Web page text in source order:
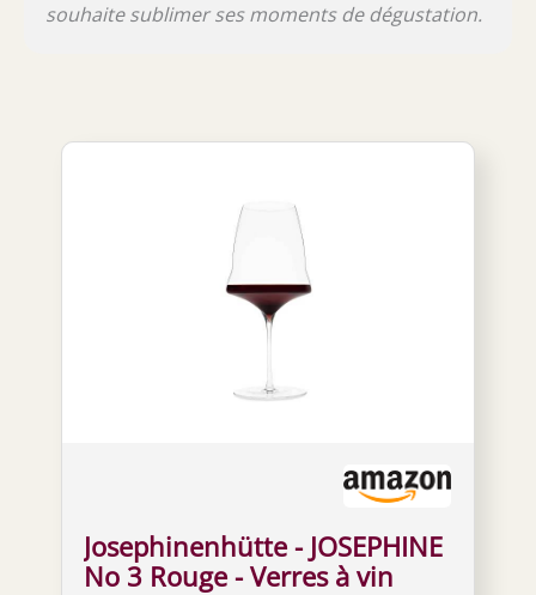
souhaite sublimer ses moments de dégustation.
Josephinenhütte - JOSEPHINE
No 3 Rouge - Verres à vin